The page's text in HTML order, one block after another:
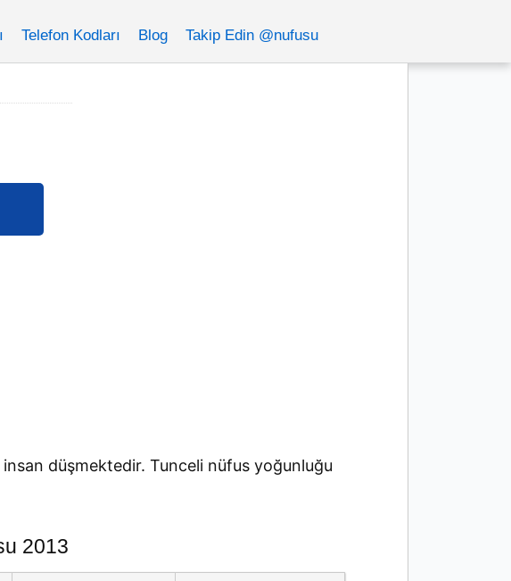
Telefon Kodları Blog Takip Edin @nufusu
insan düşmektedir. Tunceli nüfus yoğunluğu
2013